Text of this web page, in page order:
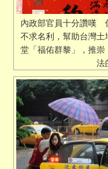
內政部官員十分讚嘆
不求名利，幫助台灣
堂「福佑群黎」，推
法